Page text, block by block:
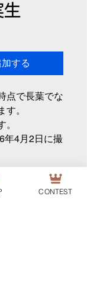
生
する
点で長葉でな
。
年4月2日に撮
CONTEST